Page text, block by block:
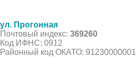
ул. Прогонная
Почтовый индекс: 369260
Код ИФНС: 0912
Районный код ОКАТО: 91230000001